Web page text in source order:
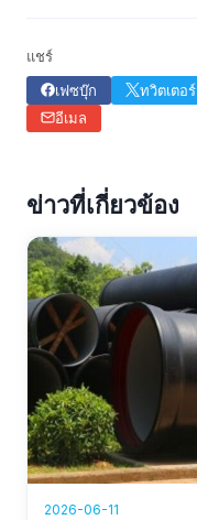
แชร์
เฟซบุ๊ก
ทวิตเตอร์
อีเมล
ข่าวที่เกี่ยวข้อง
2026-06-11